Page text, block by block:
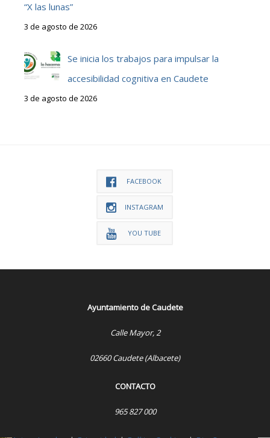
“X las lunas”
3 de agosto de 2026
Se inicia los trabajos para impulsar la
accesibilidad cognitiva en Caudete
3 de agosto de 2026
FACEBOOK
INSTAGRAM
YOU TUBE
Ayuntamiento de Caudete
Calle Mayor, 2
02660 Caudete (Albacete)
CONTACTO
965 827 000